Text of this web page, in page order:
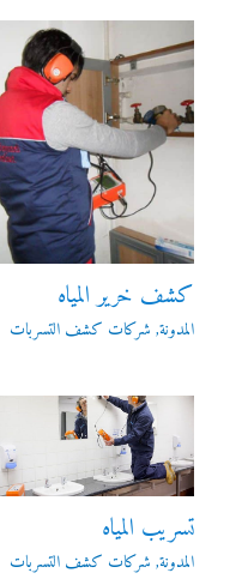
كشف خرير المياه
المدونة,شركات كشف التسربات
تسريب المياه
المدونة,شركات كشف التسربات